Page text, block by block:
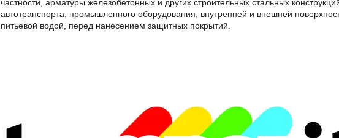
частности, арматуры железобетонных и других строительных стальных
автотранспорта, промышленного оборудования, внутренней и внешней
питьевой водой, перед нанесением защитных покрытий.